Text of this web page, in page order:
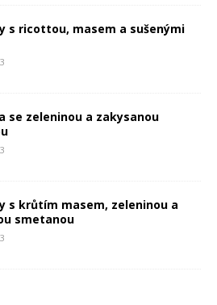
s ricottou, masem a sušenými
se zeleninou a zakysanou
s krůtím masem, zeleninou a
smetanou